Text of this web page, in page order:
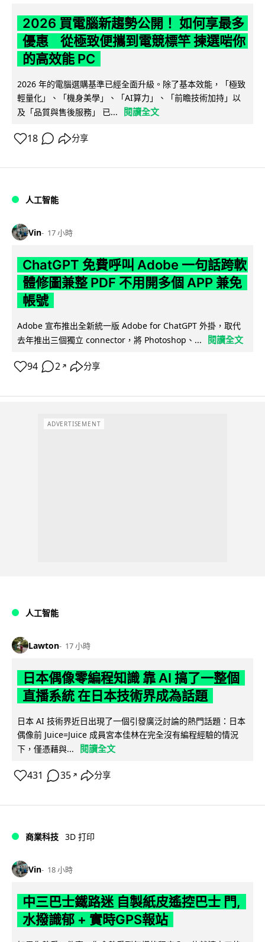
2026 買電腦新趨勢公開！ 如何享最多
優惠 從極致便攜到電競標竿 揀選啱你
的高效能 PC
2026 年的電腦選購基準已經全面升級。除了基本效能，「極致
輕量化」、「機身美學」、「AI算力」、「前瞻技術加持」以
及「品質與售後服務」 已...
閱讀全文
18 分享
人工智能
Vin 17 小時
ChatGPT 免費呼叫 Adobe 一句話跨軟
體修圖兼整 PDF 不用開多個 APP 兼免
帳號
Adobe 宣布推出全新統一版 Adobe for ChatGPT 外掛，取代
去年推出三個獨立 connector，將 Photoshop、...
閱讀全文
94 2 ↗ 分享
ADVERTISEMENT
人工智能
Lawton 17 小時
日本偶像零編程知識 靠 AI 搞了一整個
直播系統 在日本技術界成為話題
日本 AI 技術界近日出現了一個引發廣泛討論的熱門話題：日本
偶像前 Juice=Juice 成員宮本佳林在完全沒有編程經驗的情況
下，僅憑藉與...
閱讀全文
431 35 ↗ 分享
商業科技 3D 打印
Vin 18 小時
中三巴士鐵路迷 自製紙皮遙控巴士 門,
水撥識郁 + 實時GPS報站